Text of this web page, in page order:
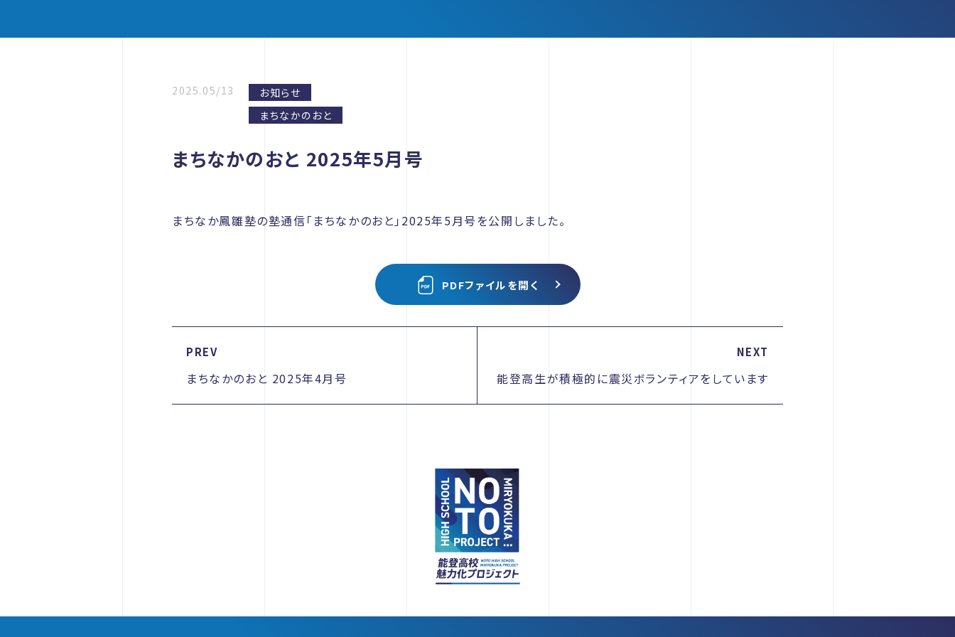
2025.05/13
お知らせ
まちなかのおと
まちなかのおと 2025年5月号
まちなか鳳雛塾の塾通信「まちなかのおと」2025年5月号を公開しました。
PDFファイルを開く
PREV
まちなかのおと 2025年4月号
NEXT
能登高生が積極的に震災ボランティアをしています